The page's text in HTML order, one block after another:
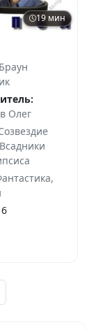
19 мин
Браун
Олег